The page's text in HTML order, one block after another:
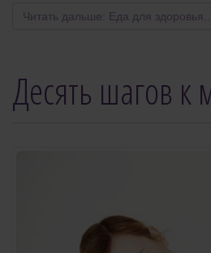
Читать дальше: Еда для здоровья...
Десять шагов к